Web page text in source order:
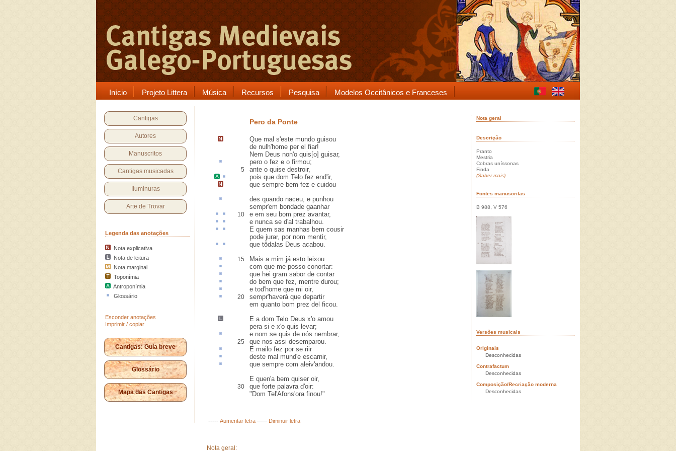
Início Projeto Littera Música Recursos Pesquisa Modelos Occitânicos e Franceses
Cantigas
Autores
Manuscritos
Cantigas musicadas
Iluminuras
Arte de Trovar
Legenda das anotações
Nota explicativa
Nota de leitura
Nota marginal
Toponímia
Antroponímia
Glossário
Esconder anotações
Imprimir / copiar
Cantigas: Guia breve
Glossário
Mapa das Cantigas
Pero da Ponte
Que mal s'este mundo guisou
de nulh'home per el fiar!
Nem Deus non'o quis[o] guisar,
pero o fez e o firmou;
5
ante o quise destroir,
pois que dom Telo fez end'ir,
que sempre bem fez e cuidou
des quando naceu, e punhou
sempr'em bondade gaanhar
10 e em seu bom prez avantar,
e nunca se d'al trabalhou.
E quem sas manhas bem cousir
pode jurar, por nom mentir,
que tôdalas Deus acabou.
15 Mais a mim já esto leixou
com que me posso conortar:
que hei gram sabor de contar
do bem que fez, mentre durou;
e tod'home que mi oir,
20 sempr'haverá que departir
em quanto bom prez del ficou.
E a dom Telo Deus x'o amou
pera si e x'o quis levar;
e nom se quis de nós nembrar,
25
que nos assi desemparou.
E mailo fez por se riir
deste mal mund'e escarnir,
que sempre com aleiv'andou.
E quen'a bem quiser oir,
30
que forte palavra d'oir:
"Dom Tel'Afons'ora finou!"
----- Aumentar letra ----- Diminuir letra
Nota geral:
Nota geral
Descrição
Pranto
Mestria
Cobras uníssonas
Finda
(Saber mais)
Fontes manuscritas
B 988, V 576
Versões musicais
Originais
Desconhecidas
Contrafactum
Desconhecidas
Composição/Recriação moderna
Desconhecidas